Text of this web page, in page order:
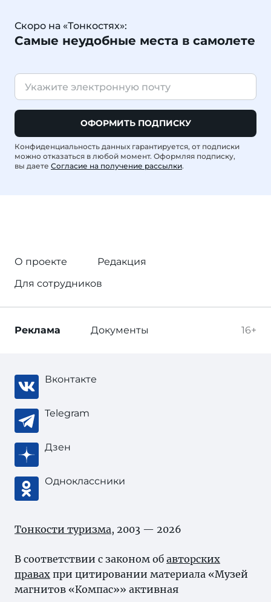
Скоро на «Тонкостях»:
Самые неудобные места в самолете
ОФОРМИТЬ ПОДПИСКУ
Конфиденциальность данных гарантируется, от подписки
можно отказаться в любой момент. Оформляя подписку,
вы даете Согласие на получение рассылки.
О проекте
Редакция
Для сотрудников
16+
Реклама Документы
Вконтакте
Telegram
Дзен
Одноклассники
Тонкости туризма, 2003 — 2026
В соответствии с законом об авторских
правах при цитировании материала «Музей
магнитов «Компас»» активная